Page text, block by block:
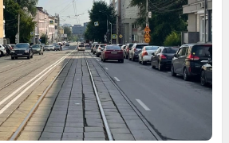
91 Обсудить